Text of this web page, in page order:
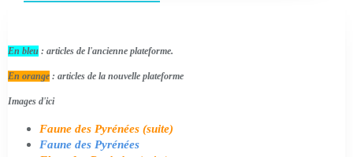
En bleu : articles de l'ancienne plateforme.
En orange : articles de la nouvelle plateforme
Images d'ici
Faune des Pyrénées (suite)
Faune des Pyrénées